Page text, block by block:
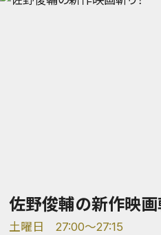
佐野俊輔の新作映画
土曜日 27:00～27:15